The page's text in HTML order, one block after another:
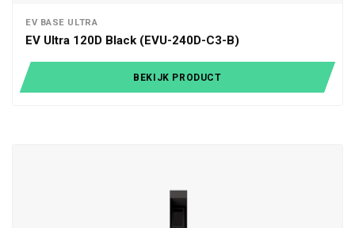
EV BASE ULTRA
EV Ultra 120D Black (EVU-240D-C3-B)
BEKIJK PRODUCT